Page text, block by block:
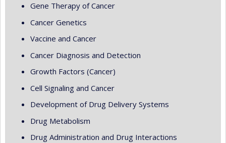
Gene Therapy of Cancer
Cancer Genetics
Vaccine and Cancer
Cancer Diagnosis and Detection
Growth Factors (Cancer)
Cell Signaling and Cancer
Development of Drug Delivery Systems
Drug Metabolism
Drug Administration and Drug Interactions